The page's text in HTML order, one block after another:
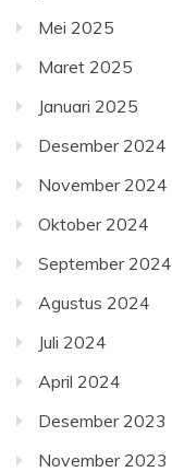
Mei 2025
Maret 2025
Januari 2025
Desember 2024
November 2024
Oktober 2024
September 2024
Agustus 2024
Juli 2024
April 2024
Desember 2023
November 2023